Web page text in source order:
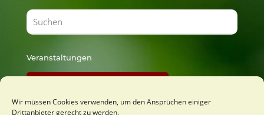
Wir müssen Cookies verwenden, um den Ansprüchen einiger
Drittanbieter gerecht zu werden.
Veranstaltungen